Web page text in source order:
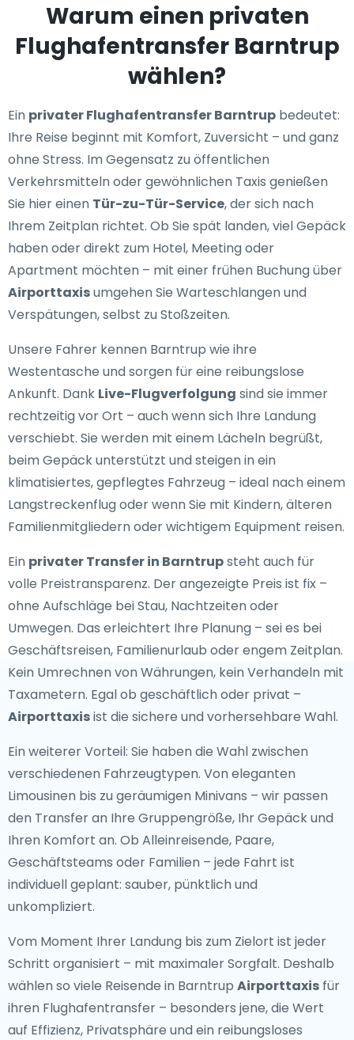
Warum einen privaten
Flughafentransfer Barntrup
wählen?
Ein privater Flughafentransfer Barntrup bedeutet:
Ihre Reise beginnt mit Komfort, Zuversicht – und ganz
ohne Stress. Im Gegensatz zu öffentlichen
Verkehrsmitteln oder gewöhnlichen Taxis genießen
Sie hier einen Tür-zu-Tür-Service, der sich nach
Ihrem Zeitplan richtet. Ob Sie spät landen, viel Gepäck
haben oder direkt zum Hotel, Meeting oder
Apartment möchten – mit einer frühen Buchung über
Airporttaxisumgehen Sie Warteschlangen und
Verspätungen, selbst zu Stoßzeiten.
Unsere Fahrer kennen Barntrup wie ihre
Westentasche und sorgen für eine reibungslose
Ankunft. Dank Live-Flugverfolgung sind sie immer
rechtzeitig vor Ort – auch wenn sich Ihre Landung
verschiebt. Sie werden mit einem Lächeln begrüßt,
beim Gepäck unterstützt und steigen in ein
klimatisiertes, gepflegtes Fahrzeug – ideal nach einem
Langstreckenflug oder wenn Sie mit Kindern, älteren
Familienmitgliedern oder wichtigem Equipment reisen.
Ein privater Transfer in Barntrupsteht auch für
volle Preistransparenz. Der angezeigte Preis ist fix –
ohne Aufschläge bei Stau, Nachtzeiten oder
Umwegen. Das erleichtert Ihre Planung – sei es bei
Geschäftsreisen, Familienurlaub oder engem Zeitplan.
Kein Umrechnen von Währungen, kein Verhandeln mit
Taxametern. Egal ob geschäftlich oder privat –
Airporttaxisist die sichere und vorhersehbare Wahl.
Ein weiterer Vorteil: Sie haben die Wahl zwischen
verschiedenen Fahrzeugtypen. Von eleganten
Limousinen bis zu geräumigen Minivans – wir passen
den Transfer an Ihre Gruppengröße, Ihr Gepäck und
Ihren Komfort an. Ob Alleinreisende, Paare,
Geschäftsteams oder Familien – jede Fahrt ist
individuell geplant: sauber, pünktlich und
unkompliziert.
Vom Moment Ihrer Landung bis zum Zielort ist jeder
Schritt organisiert – mit maximaler Sorgfalt. Deshalb
wählen so viele Reisende in Barntrup Airporttaxis für
ihren Flughafentransfer – besonders jene, die Wert
auf Effizienz, Privatsphäre und ein reibungsloses